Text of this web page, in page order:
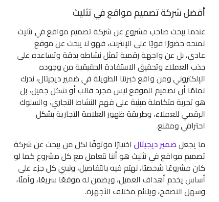
أفضل شركة تصميم مواقع في تثليث
عندما يبحث صاحب مشروع عن شركة تصميم مواقع في تثليث
تمنحه حضورًا قويًا على الإنترنت، فهو لا يبحث عن موقع
عادي، بل عن واجهة رقمية تمثل نشاطه بدقة وتساعده على
جذب العملاء وتحقيق الاستفادة الحقيقية من وجوده
الإلكتروني ومن واقع خبرتنا الطويلة في ضمير ديجيتال، ندرك
تمامًا أن تصميم الموقع ليس مجرد قالب أو شكل جميل، بل
هو تجربة متكاملة مبنية على فهم النشاط التجاري، والسلوك
الرقمي للعملاء، وطريقة ظهور العلامة التجارية بشكل
احترافي ومقنع.
ما يجعلضمير ديجيتالاختيارًا موثوقًا لكل من يبحث عن شركة
تصميم مواقع في تثليث هو أننا نتعامل مع كل مشروع كما لو
كان مشروعًا شخصيًا، نهتم فيه بالتفاصيل، ونبني كل جزء على
أساس يخدم أهداف العميل، ويضمن له موقعًا سريعًا، وآمنًا،
وسهل التصفح، ويلائم مختلف الأجهزة.